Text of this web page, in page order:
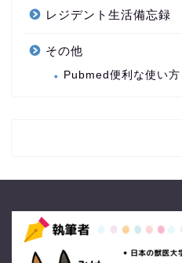
レジデント生活備忘録
その他
Pubmed便利な使い方